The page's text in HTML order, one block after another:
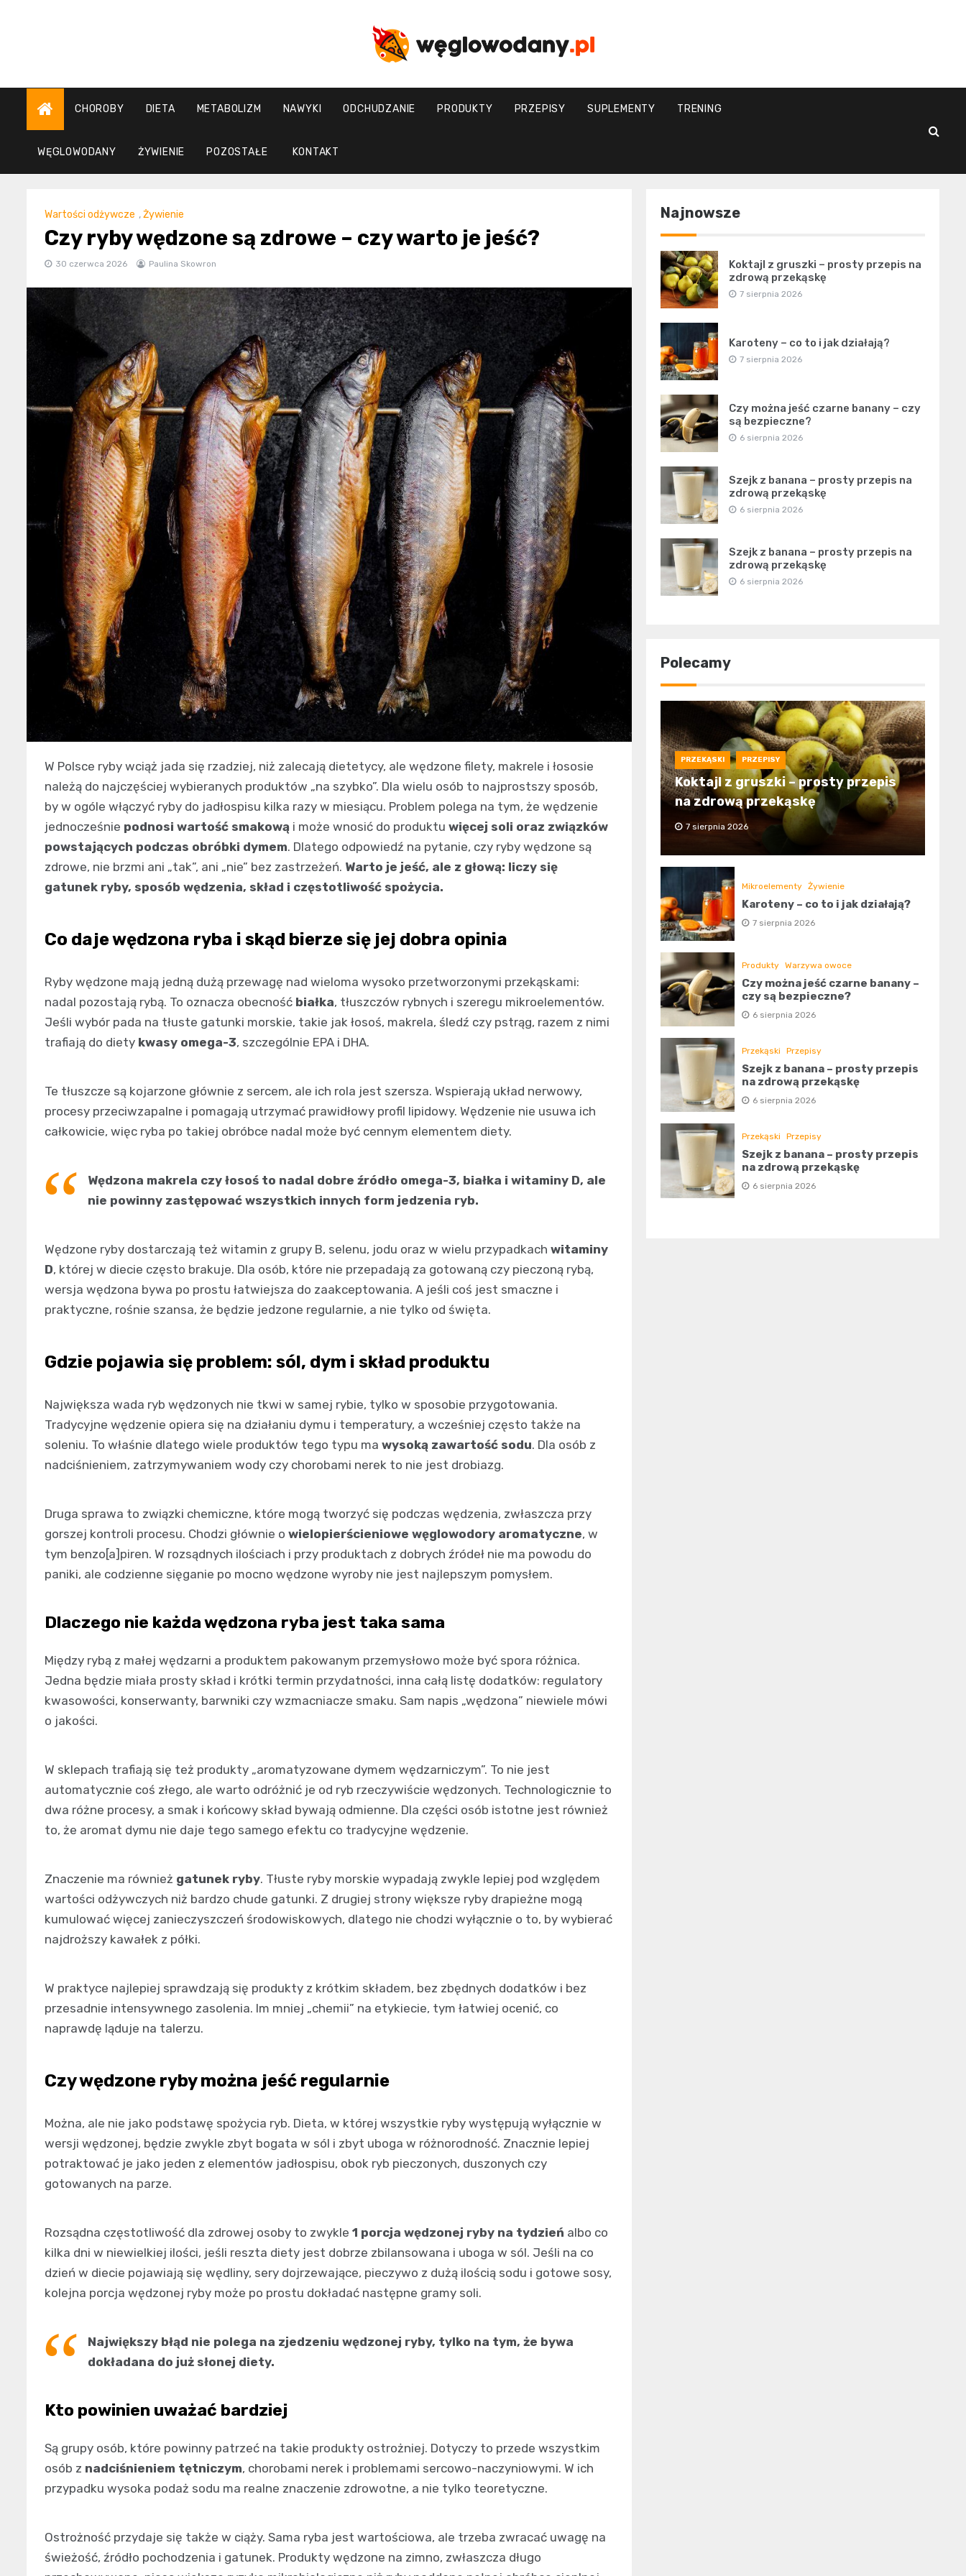
weglowodany.pl
CHOROBY DIETA METABOLIZM NAWYKI ODCHUDZANIE PRODUKTY PRZEPISY SUPLEMENTY TRENING
WĘGLOWODANY ŻYWIENIE POZOSTAŁE KONTAKT
Wartości odżywcze ,Żywienie
Czy ryby wędzone są zdrowe – czy warto je jeść?
30 czerwca 2026 Paulina Skowron
W Polsce ryby wciąż jada się rzadziej, niż zalecają dietetycy, ale wędzone filety, makrele i łososie
należą do najczęściej wybieranych produktów „na szybko”. Dla wielu osób to najprostszy sposób,
by w ogóle włączyć ryby do jadłospisu kilka razy w miesiącu. Problem polega na tym, że wędzenie
jednocześnie podnosi wartość smakową i może wnosić do produktu więcej soli oraz związków
powstających podczas obróbki dymem. Dlatego odpowiedź na pytanie, czy ryby wędzone są
zdrowe, nie brzmi ani „tak”, ani „nie” bez zastrzeżeń. Warto je jeść, ale z głową: liczy się
gatunek ryby, sposób wędzenia, skład i częstotliwość spożycia.
Co daje wędzona ryba i skąd bierze się jej dobra opinia
Ryby wędzone mają jedną dużą przewagę nad wieloma wysoko przetworzonymi przekąskami:
nadal pozostają rybą. To oznacza obecność białka, tłuszczów rybnych i szeregu mikroelementów.
Jeśli wybór pada na tłuste gatunki morskie, takie jak łosoś, makrela, śledź czy pstrąg, razem z nimi
trafiają do diety kwasy omega-3, szczególnie EPA i DHA.
Te tłuszcze są kojarzone głównie z sercem, ale ich rola jest szersza. Wspierają układ nerwowy,
procesy przeciwzapalne i pomagają utrzymać prawidłowy profil lipidowy. Wędzenie nie usuwa ich
całkowicie, więc ryba po takiej obróbce nadal może być cennym elementem diety.
Wędzona makrela czy łosoś to nadal dobre źródło omega-3, białka i witaminy D, ale
nie powinny zastępować wszystkich innych form jedzenia ryb.
Wędzone ryby dostarczają też witamin z grupy B, selenu, jodu oraz w wielu przypadkach witaminy
D, której w diecie często brakuje. Dla osób, które nie przepadają za gotowaną czy pieczoną rybą,
wersja wędzona bywa po prostu łatwiejsza do zaakceptowania. A jeśli coś jest smaczne i
praktyczne, rośnie szansa, że będzie jedzone regularnie, a nie tylko od święta.
Gdzie pojawia się problem: sól, dym i skład produktu
Największa wada ryb wędzonych nie tkwi w samej rybie, tylko w sposobie przygotowania.
Tradycyjne wędzenie opiera się na działaniu dymu i temperatury, a wcześniej często także na
soleniu. To właśnie dlatego wiele produktów tego typu ma wysoką zawartość sodu. Dla osób z
nadciśnieniem, zatrzymywaniem wody czy chorobami nerek to nie jest drobiazg.
Druga sprawa to związki chemiczne, które mogą tworzyć się podczas wędzenia, zwłaszcza przy
gorszej kontroli procesu. Chodzi głównie o wielopierścieniowe węglowodory aromatyczne, w
tym benzo[a]piren. W rozsądnych ilościach i przy produktach z dobrych źródeł nie ma powodu do
paniki, ale codzienne sięganie po mocno wędzone wyroby nie jest najlepszym pomysłem.
Dlaczego nie każda wędzona ryba jest taka sama
Między rybą z małej wędzarni a produktem pakowanym przemysłowo może być spora różnica.
Jedna będzie miała prosty skład i krótki termin przydatności, inna całą listę dodatków: regulatory
kwasowości, konserwanty, barwniki czy wzmacniacze smaku. Sam napis „wędzona” niewiele mówi
o jakości.
W sklepach trafiają się też produkty „aromatyzowane dymem wędzarniczym”. To nie jest
automatycznie coś złego, ale warto odróżnić je od ryb rzeczywiście wędzonych. Technologicznie to
dwa różne procesy, a smak i końcowy skład bywają odmienne. Dla części osób istotne jest również
to, że aromat dymu nie daje tego samego efektu co tradycyjne wędzenie.
Znaczenie ma również gatunek ryby. Tłuste ryby morskie wypadają zwykle lepiej pod względem
wartości odżywczych niż bardzo chude gatunki. Z drugiej strony większe ryby drapieżne mogą
kumulować więcej zanieczyszczeń środowiskowych, dlatego nie chodzi wyłącznie o to, by wybierać
najdroższy kawałek z półki.
W praktyce najlepiej sprawdzają się produkty z krótkim składem, bez zbędnych dodatków i bez
przesadnie intensywnego zasolenia. Im mniej „chemii” na etykiecie, tym łatwiej ocenić, co
naprawdę ląduje na talerzu.
Czy wędzone ryby można jeść regularnie
Można, ale nie jako podstawę spożycia ryb. Dieta, w której wszystkie ryby występują wyłącznie w
wersji wędzonej, będzie zwykle zbyt bogata w sól i zbyt uboga w różnorodność. Znacznie lepiej
potraktować je jako jeden z elementów jadłospisu, obok ryb pieczonych, duszonych czy
gotowanych na parze.
Rozsądna częstotliwość dla zdrowej osoby to zwykle 1 porcja wędzonej ryby na tydzień albo co
kilka dni w niewielkiej ilości, jeśli reszta diety jest dobrze zbilansowana i uboga w sól. Jeśli na co
dzień w diecie pojawiają się wędliny, sery dojrzewające, pieczywo z dużą ilością sodu i gotowe sosy,
kolejna porcja wędzonej ryby może po prostu dokładać następne gramy soli.
Największy błąd nie polega na zjedzeniu wędzonej ryby, tylko na tym, że bywa
dokładana do już słonej diety.
Kto powinien uważać bardziej
Są grupy osób, które powinny patrzeć na takie produkty ostrożniej. Dotyczy to przede wszystkim
osób z nadciśnieniem tętniczym, chorobami nerek i problemami sercowo-naczyniowymi. W ich
przypadku wysoka podaż sodu ma realne znaczenie zdrowotne, a nie tylko teoretyczne.
Ostrożność przydaje się także w ciąży. Sama ryba jest wartościowa, ale trzeba zwracać uwagę na
świeżość, źródło pochodzenia i gatunek. Produkty wędzone na zimno, zwłaszcza długo
Najnowsze
Koktajl z gruszki – prosty przepis na
zdrową przekąskę
7 sierpnia 2026
Karoteny – co to i jak działają?
7 sierpnia 2026
Czy można jeść czarne banany – czy
są bezpieczne?
6 sierpnia 2026
Szejk z banana – prosty przepis na
zdrową przekąskę
6 sierpnia 2026
Szejk z banana – prosty przepis na
zdrową przekąskę
6 sierpnia 2026
Polecamy
PRZEKĄSKI PRZEPISY
Koktajl z gruszki – prosty przepis
na zdrową przekąskę
7 sierpnia 2026
Mikroelementy Żywienie
Karoteny – co to i jak działają?
7 sierpnia 2026
Produkty Warzywa owoce
Czy można jeść czarne banany –
czy są bezpieczne?
6 sierpnia 2026
Przekąski Przepisy
Szejk z banana – prosty przepis
na zdrową przekąskę
6 sierpnia 2026
Przekąski Przepisy
Szejk z banana – prosty przepis
na zdrową przekąskę
6 sierpnia 2026